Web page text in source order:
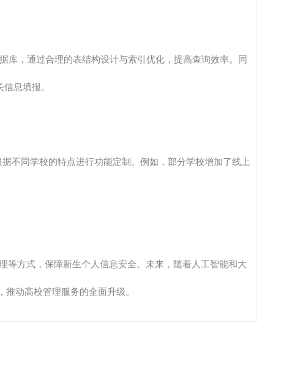
库，通过合理的表结构设计与索引优化，提高查询效率。同
息填报。
不同学校的特点进行功能定制。例如，部分学校增加了线上
等方式，保障新生个人信息安全。未来，随着人工智能和大
动高校管理服务的全面升级。